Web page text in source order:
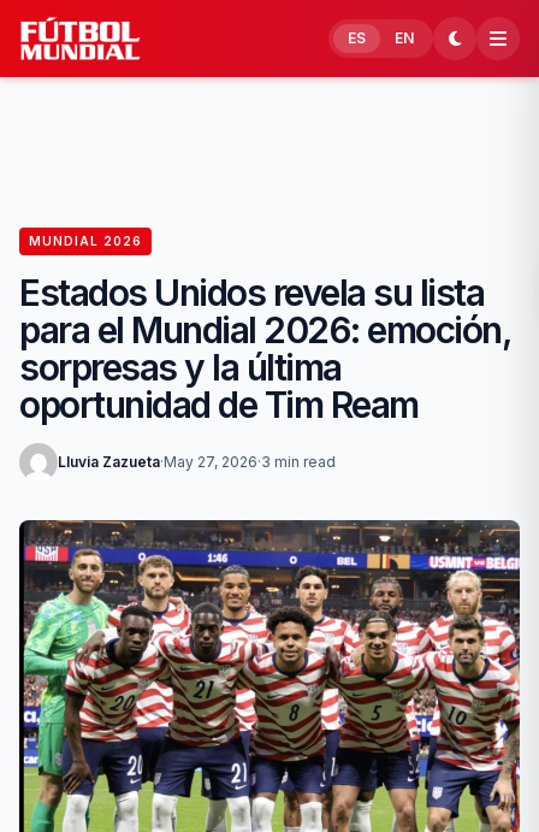
Skip to content
ES EN
MUNDIAL 2026
Estados Unidos revela su lista
para el Mundial 2026: emoción,
sorpresas y la última
oportunidad de Tim Ream
Lluvia Zazueta·May 27, 2026·3 min read